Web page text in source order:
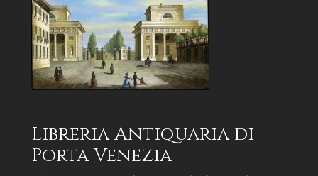
Libreria Antiquaria di
Porta Venezia